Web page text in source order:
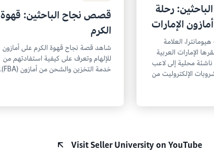
رحلة
الإمارات
العلامة
الإمارات العربية
محلية إلى لاعب
الإلكتروليت من
قصص نجاح الباحثين: قهوة
الكرم
شاهد قصة نجاح قهوة الكرم على أمازون
للإلهام وتعرف على كيفية استفادتهم من
خدمة التخزين والشحن من أمازون (FBA).
Visit Seller University on YouTube